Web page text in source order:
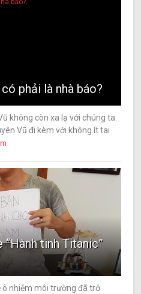
phải là nhà báo?
không còn xa lạ với chúng ta.
Vũ đi kèm với không ít tai
“Hành tinh Titanic”
nhiễm môi trường đã trở